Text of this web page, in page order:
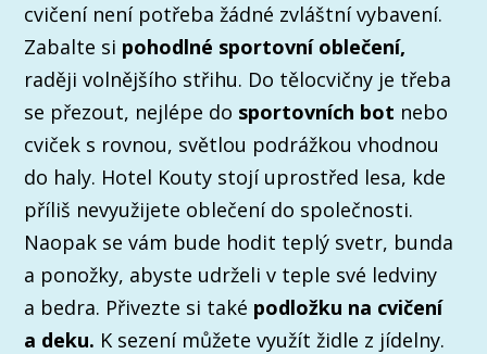
cvičení není potřeba žádné zvláštní vybavení.
Zabalte si pohodlné sportovní oblečení,
raději volnějšího střihu. Do tělocvičny je třeba
se přezout, nejlépe do sportovních bot nebo
cviček s rovnou, světlou podrážkou vhodnou
do haly. Hotel Kouty stojí uprostřed lesa, kde
příliš nevyužijete oblečení do společnosti.
Naopak se vám bude hodit teplý svetr, bunda
a ponožky, abyste udrželi v teple své ledviny
a bedra. Přivezte si také podložku na cvičení
a deku. K sezení můžete využít židle z jídelny.